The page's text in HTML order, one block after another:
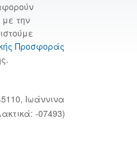
με την
Προσφοράς
Ιωάννινα
-07493)